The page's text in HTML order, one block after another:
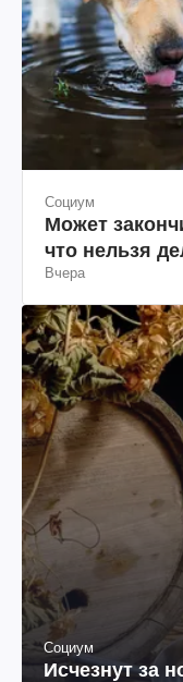
Социум
Может
что нельзя
Вчера
Социум
Исчезнут за